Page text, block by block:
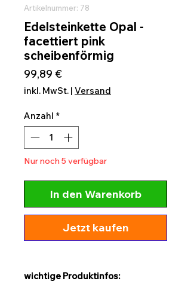
Artikelnummer: 78
Edelsteinkette Opal -
facettiert pink
scheibenförmig
99,89 €Preis
inkl. MwSt. | Versand
Anzahl *
Nur noch 5 verfügbar
In den Warenkorb
Jetzt kaufen
wichtige Produktinfos: